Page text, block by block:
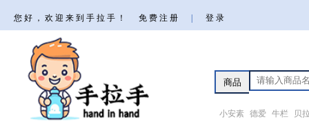
您好，欢迎来到手拉手！ 免费注册 登录
小安素 德爱 牛栏
贝